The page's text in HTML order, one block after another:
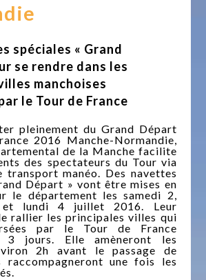
spéciales « Grand
se rendre dans les
manchoises
le Tour de France
pleinement du Grand Départ
2016 Manche-Normandie,
de la Manche facilite
des spectateurs du Tour via
transport manéo. Des navettes
Départ » vont être mises en
le département les samedi 2,
et lundi 4 juillet 2016. Leur
rallier les principales villes qui
par le Tour de France
3 jours. Elle amèneront les
2h avant le passage de
raccompagneront une fois les